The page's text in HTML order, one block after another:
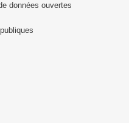
données ouvertes